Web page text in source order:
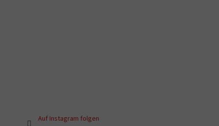
Auf Instagram folgen